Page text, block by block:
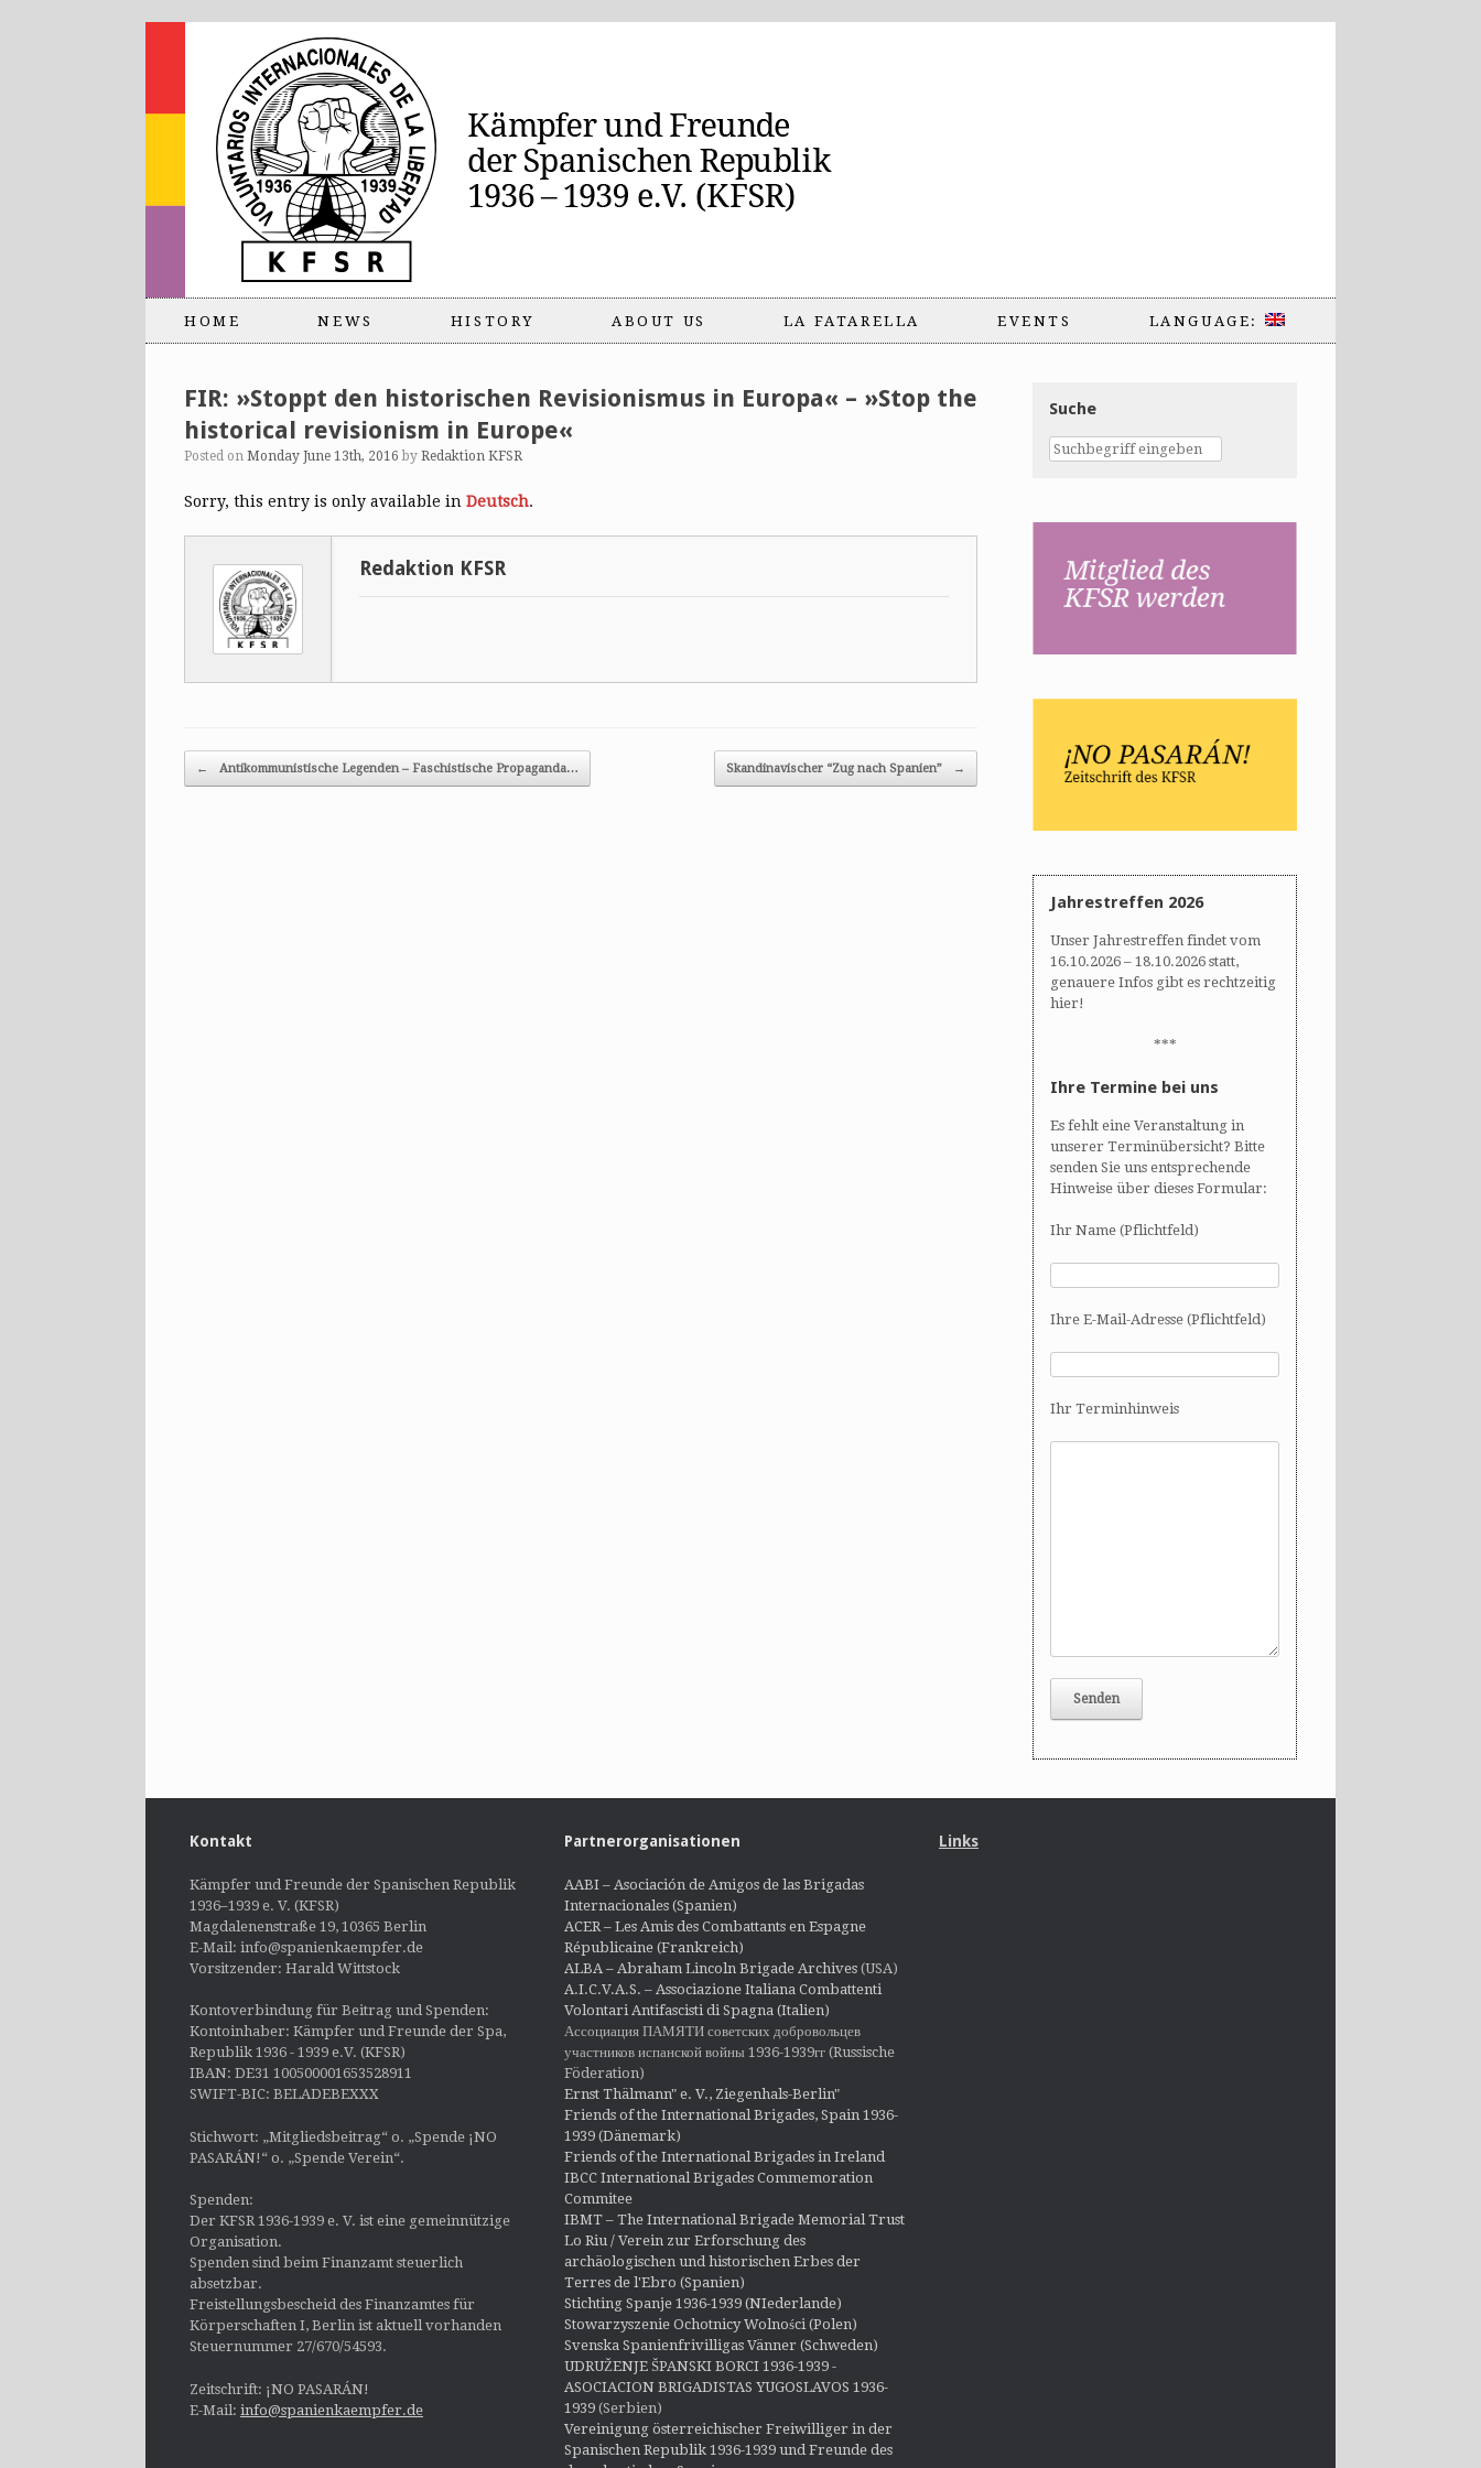
HOME NEWS HISTORY ABOUT US LA FATARELLA EVENTS LANGUAGE:
FIR: »Stoppt den historischen Revisionismus in Europa« – »Stop the
historical revisionism in Europe«
Posted on Monday June 13th, 2016 by Redaktion KFSR
Sorry, this entry is only available in Deutsch.
Redaktion KFSR
Post navigation
← Antikommunistische Legenden – Faschistische Propaganda… Skandinavischer “Zug nach Spanien” →
Suche
Jahrestreffen 2026
Unser Jahrestreffen findet vom
16.10.2026 – 18.10.2026 statt,
genauere Infos gibt es rechtzeitig
hier!
***
Ihre Termine bei uns
Es fehlt eine Veranstaltung in
unserer Terminübersicht? Bitte
senden Sie uns entsprechende
Hinweise über dieses Formular:
Ihr Name (Pflichtfeld)
Ihre E-Mail-Adresse (Pflichtfeld)
Ihr Terminhinweis
Kontakt
Kämpfer und Freunde der Spanischen Republik
1936–1939 e. V. (KFSR)
Magdalenenstraße 19, 10365 Berlin
E-Mail: info@spanienkaempfer.de
Vorsitzender: Harald Wittstock
Kontoverbindung für Beitrag und Spenden:
Kontoinhaber: Kämpfer und Freunde der Spa,
Republik 1936 - 1939 e.V. (KFSR)
IBAN: DE31 100500001653528911
SWIFT-BIC: BELADEBEXXX
Stichwort: „Mitgliedsbeitrag“ o. „Spende ¡NO
PASARÁN!“ o. „Spende Verein“.
Spenden:
Der KFSR 1936-1939 e. V. ist eine gemeinnützige
Organisation.
Spenden sind beim Finanzamt steuerlich
absetzbar.
Freistellungsbescheid des Finanzamtes für
Körperschaften I, Berlin ist aktuell vorhanden
Steuernummer 27/670/54593.
Zeitschrift: ¡NO PASARÁN!
E-Mail: info@spanienkaempfer.de
Partnerorganisationen
AABI – Asociación de Amigos de las Brigadas
Internacionales (Spanien)
ACER – Les Amis des Combattants en Espagne
Républicaine (Frankreich)
ALBA – Abraham Lincoln Brigade Archives(USA)
A.I.C.V.A.S. – Associazione Italiana Combattenti
Volontari Antifascisti di Spagna (Italien)
Ассоциация ПАМЯТИ советских добровольцев
участников испанской войны 1936-1939гг (Russische
Föderation)
Ernst Thälmann" e. V., Ziegenhals-Berlin"
Friends of the International Brigades, Spain 1936-
1939 (Dänemark)
Friends of the International Brigades in Ireland
IBCC International Brigades Commemoration
Commitee
IBMT – The International Brigade Memorial Trust
Lo Riu / Verein zur Erforschung des
archäologischen und historischen Erbes der
Terres de l'Ebro (Spanien)
Stichting Spanje 1936-1939 (NIederlande)
Stowarzyszenie Ochotnicy Wolności (Polen)
Svenska Spanienfrivilligas Vänner (Schweden)
UDRUŽENJE ŠPANSKI BORCI 1936-1939 -
ASOCIACION BRIGADISTAS YUGOSLAVOS 1936-
1939(Serbien)
Vereinigung österreichischer Freiwilliger in der
Spanischen Republik 1936-1939 und Freunde des
Links